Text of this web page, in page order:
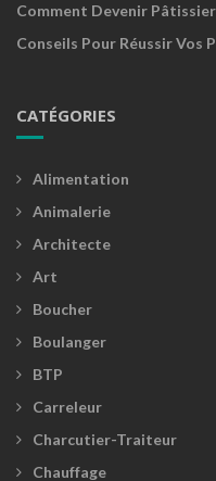
Comment Devenir
Conseils Pour Réussir Vos
CATÉGORIES
Alimentation
Animalerie
Architecte
Art
Boucher
Boulanger
BTP
Carreleur
Charcutier-Traiteur
Chauffage